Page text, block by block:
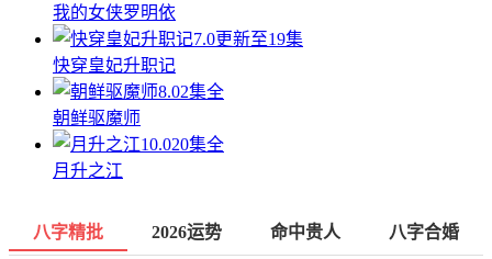
我的女侠罗明依
7.0更新至19集
快穿皇妃升职记
8.02集全
朝鲜驱魔师
10.020集全
月升之江
八字精批 2026运势 命中贵人 八字合婚